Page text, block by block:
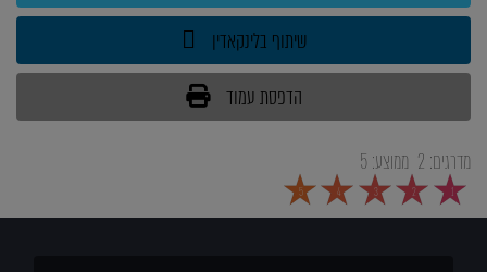
שיתוף בלינקאדין
הדפסת עמוד
מדרגים: 2 ממוצע:5
1
2
3
4
5